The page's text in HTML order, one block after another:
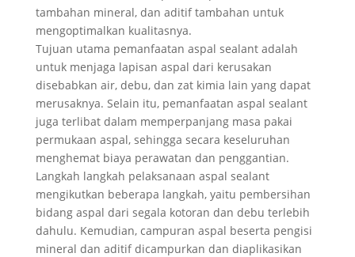
tambahan mineral, dan aditif tambahan untuk
mengoptimalkan kualitasnya.
Tujuan utama pemanfaatan aspal sealant adalah
untuk menjaga lapisan aspal dari kerusakan
disebabkan air, debu, dan zat kimia lain yang dapat
merusaknya. Selain itu, pemanfaatan aspal sealant
juga terlibat dalam memperpanjang masa pakai
permukaan aspal, sehingga secara keseluruhan
menghemat biaya perawatan dan penggantian.
Langkah langkah pelaksanaan aspal sealant
mengikutkan beberapa langkah, yaitu pembersihan
bidang aspal dari segala kotoran dan debu terlebih
dahulu. Kemudian, campuran aspal beserta pengisi
mineral dan aditif dicampurkan dan diaplikasikan